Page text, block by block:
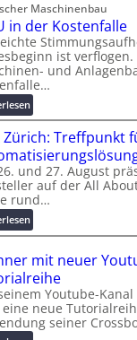
Maschinenbau
in der Kostenfalle
ist
und
:
K
M
U
i
n
d
r
o
s
t
e
n
Zürich: Treffpunkt
und 27. August
auf der All
rund…
:
A
A
Z
ü
r
i
mit neuer
Youtube-
neue
seiner